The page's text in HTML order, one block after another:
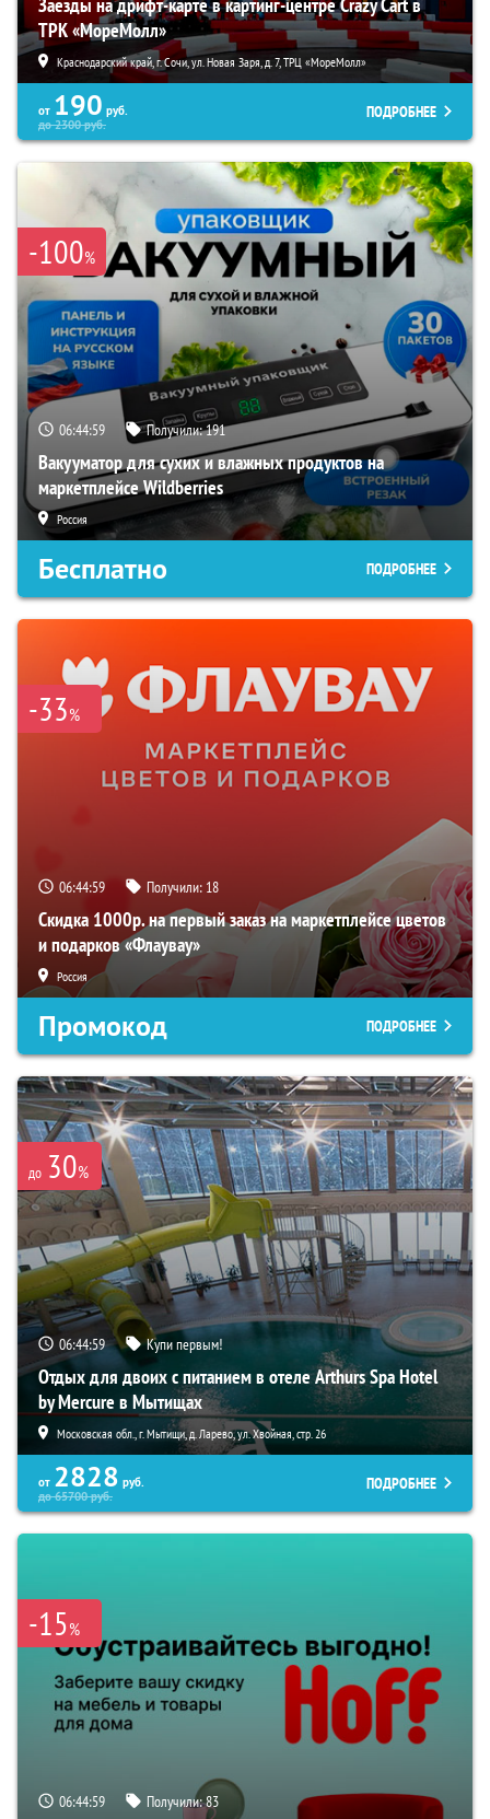
ТРК «МореМолл»
Краснодарский край, г. Сочи, ул. Новая Заря, д. 7, ТРЦ «МореМолл»
от 190 руб.
до2300руб.
ПОДРОБНЕЕ
-100%
06:44:57 Получили:191
Вакууматор для сухих и влажных продуктов на
маркетплейсе Wildberries
Россия
Бесплатно ПОДРОБНЕЕ
-33%
06:44:57 Получили: 18
Скидка 1000р. на первый заказ на маркетплейсе цветов
и подарков «Флаувау»
Россия
Промокод ПОДРОБНЕЕ
до 30%
06:44:57 Купи первым!
Отдых для двоих с питанием в отеле Arthurs Spa Hotel
by Mercure в Мытищах
Московская обл., г. Мытищи, д. Ларево, ул. Хвойная, стр. 26
от 2828 руб.
до65700руб.
ПОДРОБНЕЕ
-15%
06:44:57 Получили:83